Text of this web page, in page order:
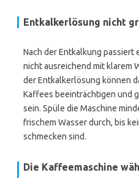
Entkalkerlösung nicht
Nach der Entkalkung passiert
nicht ausreichend mit klarem
der Entkalkerlösung können
Kaffees beeinträchtigen und
sein. Spüle die Maschine
frischem Wasser durch, bis
schmecken sind.
Die Kaffeemaschine